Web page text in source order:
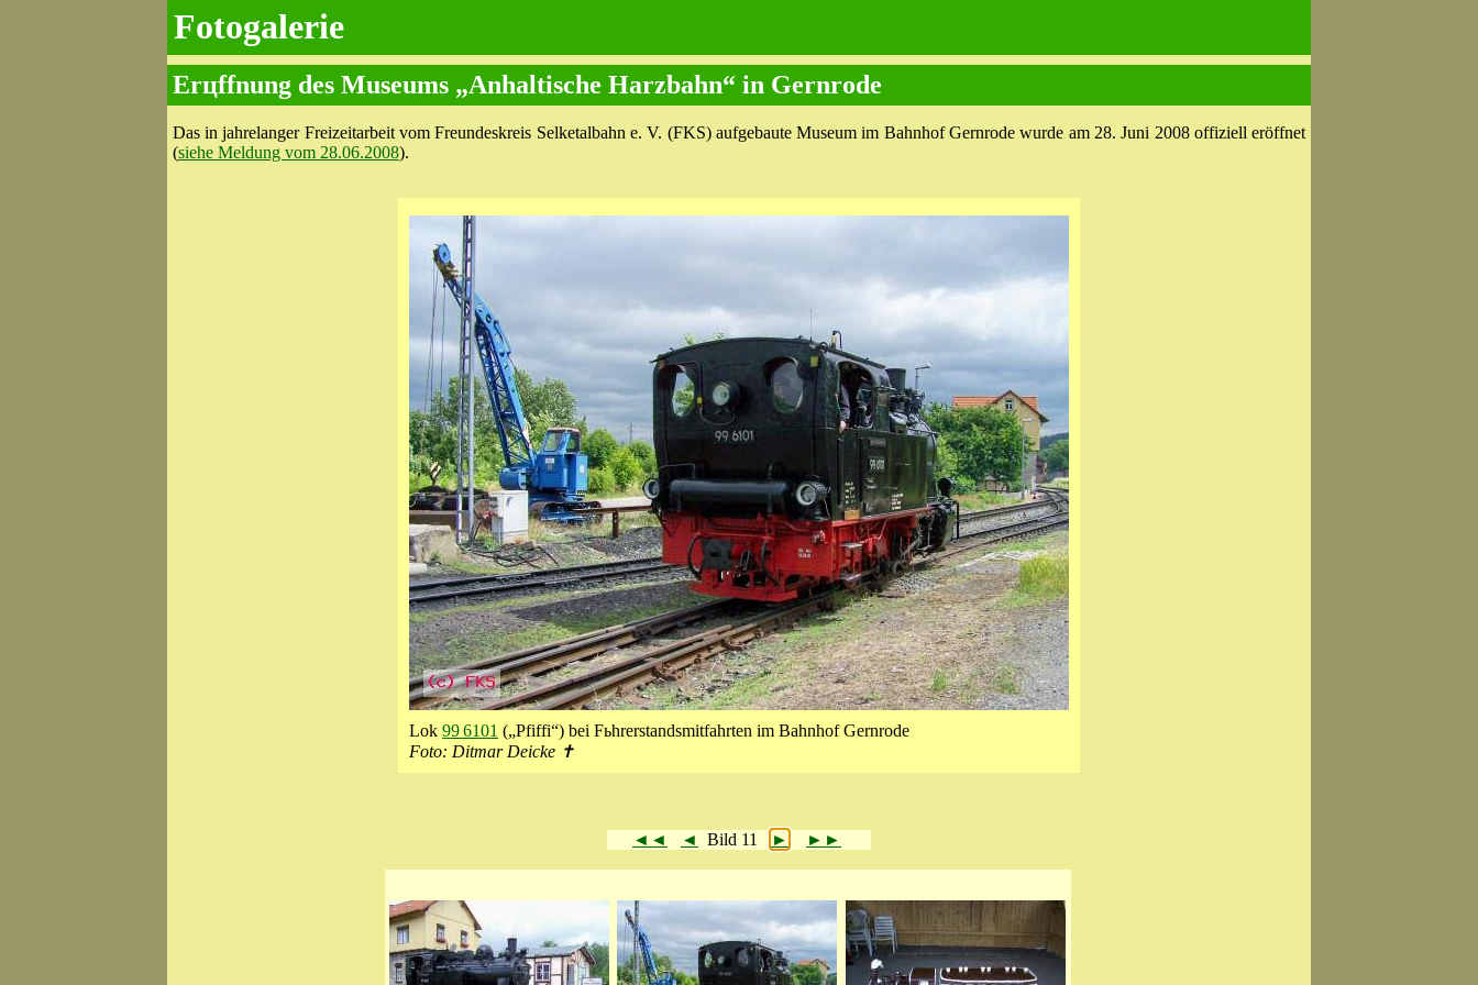
Fotogalerie
Erцffnung des Museums „Anhaltische Harzbahn“ in Gernrode
Das in jahrelanger Freizeitarbeit vom Freundeskreis Selketalbahn e. V. (FKS) aufgebaute Museum im Bahnhof Gernrode wurde am 28. Juni 2008 offiziell eröffnet
(siehe Meldung vom 28.06.2008).
Lok 99 6101 („Pfiffi“) bei Fьhrerstandsmitfahrten im Bahnhof Gernrode
Foto: Ditmar Deicke ✝
◄◄ ◄ Bild 11 ► ►►